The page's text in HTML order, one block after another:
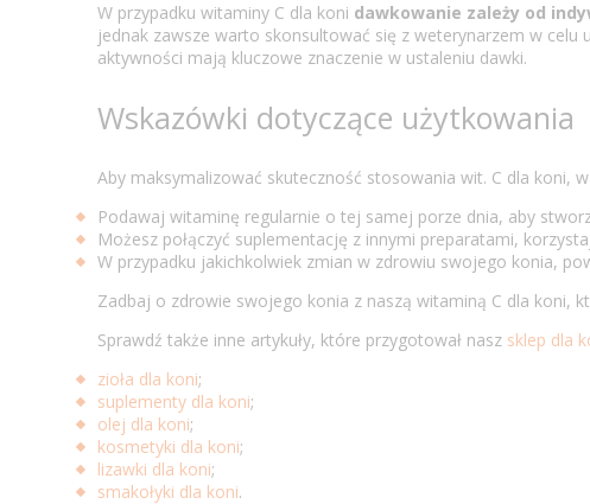
W przypadku witaminy C dla koni dawkowanie zależy od
jednak zawsze warto skonsultować się z weterynarzem w
aktywności mają kluczowe znaczenie w ustaleniu dawki.
Wskazówki dotyczące użytkowania
Aby maksymalizować skuteczność stosowania wit. C dla koni,
Podawaj witaminę regularnie o tej samej porze dnia, aby
Możesz połączyć suplementację z innymi preparatami,
W przypadku jakichkolwiek zmian w zdrowiu swojego konia,
Zadbaj o zdrowie swojego konia z naszą witaminą C dla koni,
Sprawdź także inne artykuły, które przygotował nasz sklep dla
zioła dla koni;
suplementy dla koni;
olej dla koni;
kosmetyki dla koni;
lizawki dla koni;
smakołyki dla koni.